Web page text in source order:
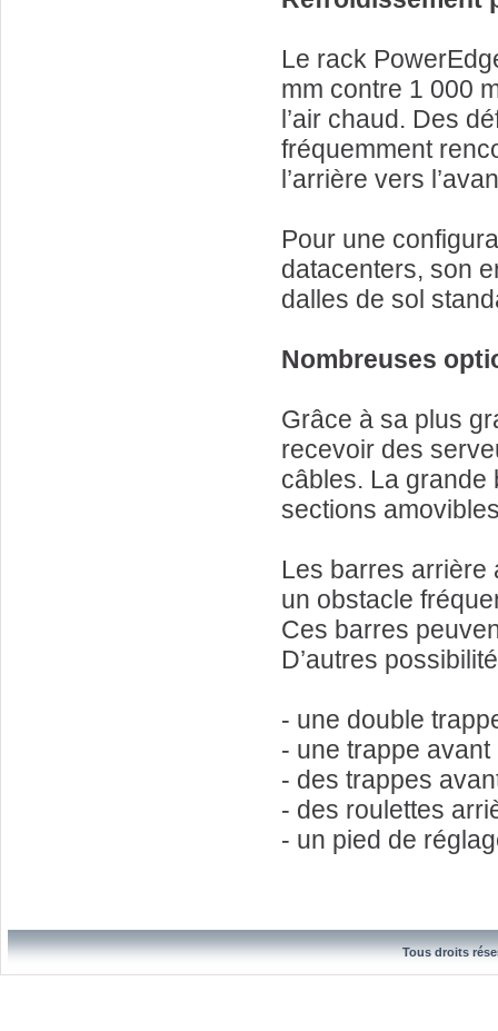
Le rack
mm contre 1 000
l’air chaud. Des
fréquemment
l’arrière vers
Pour une
datacenters, son
dalles de sol
Nombreuses
Grâce à sa plus
recevoir des
câbles. La grande
sections
Les barres arrière
un obstacle
Ces barres
D’autres
- une double
- une trappe
- des trappes
- des roulettes
- un pied de
Tous droits